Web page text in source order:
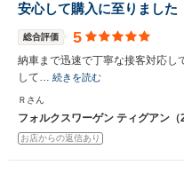
安心して購入に至りました
総合評価 5
納車まで迅速で丁寧な接客対応し
して… 続きを読む
Ｒさん
フォルクスワーゲン ティグアン（
お店からの返信あり